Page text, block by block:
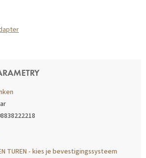
TUREN - kies je bevestigingssysteem